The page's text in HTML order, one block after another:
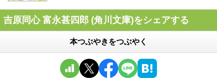
吉原同心 富永甚四郎 (角川文庫)をシェアする
本つぶやきをつぶやく